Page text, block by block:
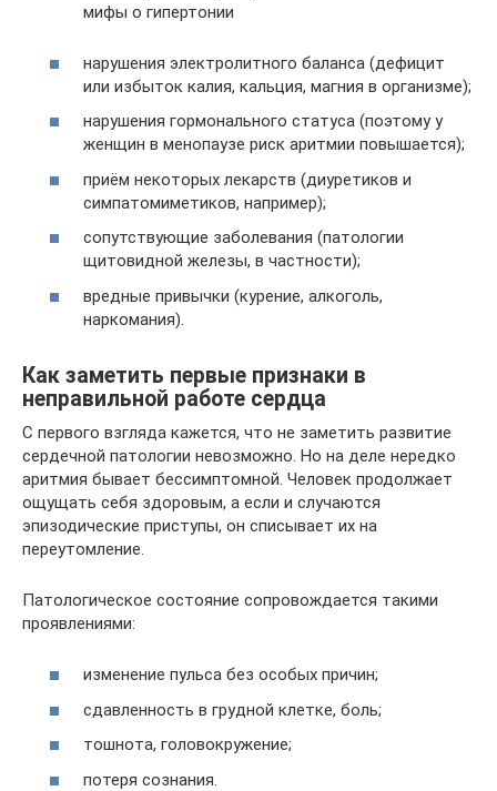
мифы о гипертонии
нарушения электролитного баланса (дефицит
или избыток калия, кальция, магния в организме);
нарушения гормонального статуса (поэтому у
женщин в менопаузе риск аритмии повышается);
приём некоторых лекарств (диуретиков и
симпатомиметиков, например);
сопутствующие заболевания (патологии
щитовидной железы, в частности);
вредные привычки (курение, алкоголь,
наркомания).
Как заметить первые признаки в
неправильной работе сердца
С первого взгляда кажется, что не заметить развитие
сердечной патологии невозможно. Но на деле нередко
аритмия бывает бессимптомной. Человек продолжает
ощущать себя здоровым, а если и случаются
эпизодические приступы, он списывает их на
переутомление.
Патологическое состояние сопровождается такими
проявлениями:
изменение пульса без особых причин;
сдавленность в грудной клетке, боль;
тошнота, головокружение;
потеря сознания.